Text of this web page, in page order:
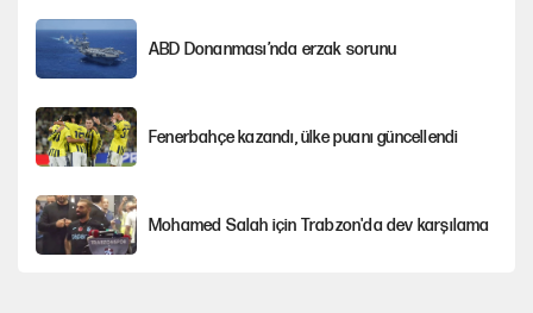
ABD Donanması’nda erzak sorunu
Fenerbahçe kazandı, ülke puanı güncellendi
Mohamed Salah için Trabzon'da dev karşılama